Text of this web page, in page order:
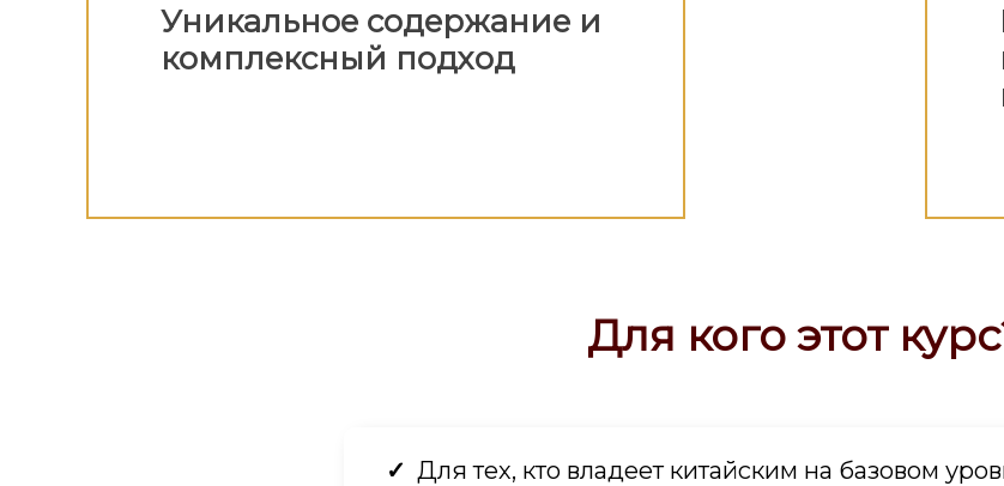
Уникальное содержание и
комплексный подход
Для кого этот
Для тех, кто владеет китайским на базовом